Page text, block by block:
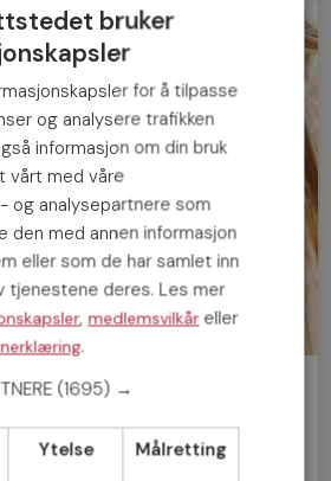
Kvinne
bruker
for å tilpasse
og analysere trafikken
informasjon om din bruk
vårt med våre
og analysepartnere som
den med annen informasjon
eller som de har samlet inn
tjenestene deres. Les mer
,medlemsvilkåreller
.
(1695) →
Ytelse Målretting